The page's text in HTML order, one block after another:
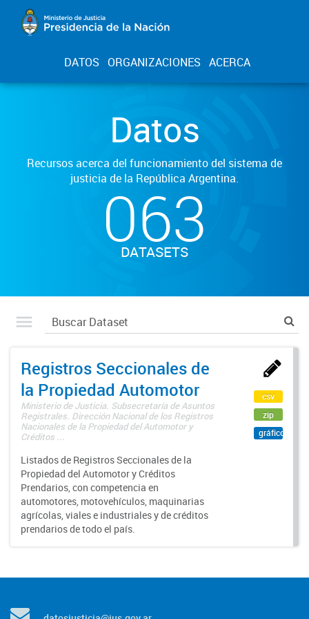
DATOS ORGANIZACIONES ACERCA
Datos
Recursos acerca del funcionamiento del sistema de
justicia de la República Argentina.
063
DATASETS
Registros Seccionales de
la Propiedad Automotor
Ministerio de Justicia. Subsecretaría de Asuntos
Registrales. Dirección Nacional de los Registros
Nacionales de la Propiedad del Automotor y
Créditos ...
Listados de Registros Seccionales de la
Propiedad del Automotor y Créditos
Prendarios, con competencia en
automotores, motovehículos, maquinarias
agrícolas, viales e industriales y de créditos
prendarios de todo el país.
csv
zip
gráfico